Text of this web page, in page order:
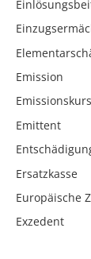
Emission
Emissionskurs
Emittent
Ersatzkasse
Europäische
Exzedent